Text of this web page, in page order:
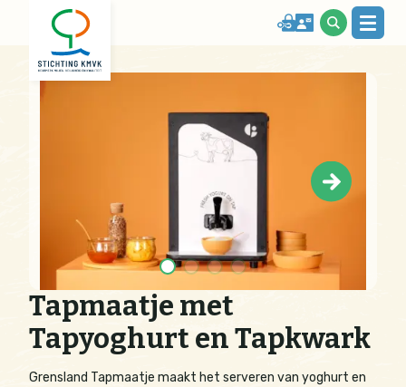
Tapmaatje met
Tapyoghurt en Tapkwark
Grensland Tapmaatje maakt het serveren van yoghurt en